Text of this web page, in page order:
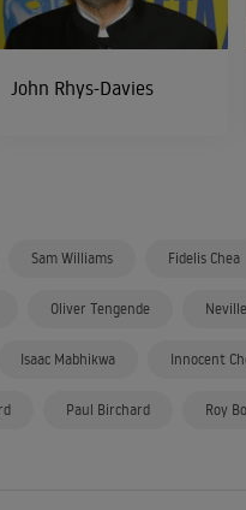
John Rhys-Davies
Sam Williams Fidelis Chea
Oliver Tengende
Isaac Mabhikwa Innocent
Paul Birchard Roy